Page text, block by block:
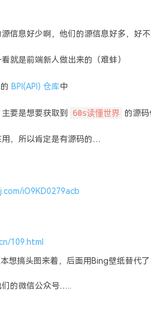
信息好少啊，他们的源信息好多，好
就是前端新人做出来的（难蚌）
BPI(API) 仓库中
要是想要获取到 60s读懂世界 的源
用，所以肯定是有源码的…
iO9KD0279acb
109.html
想搞头图来着，后面用Bing壁纸替代了
们的微信公众号…..